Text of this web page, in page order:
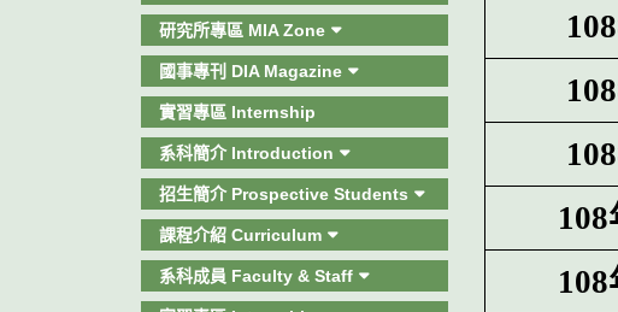
研究所專區 MIA Zone
國事專刊 DIA Magazine
實習專區 Internship
系科簡介 Introduction
招生簡介 Prospective Students
課程介紹 Curriculum
系科成員 Faculty & Staff
108
108